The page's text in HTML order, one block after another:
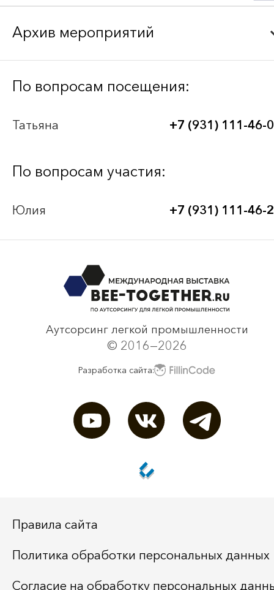
Архив мероприятий
Bee-Together 21 (2026)
BEE-TOGETHER.KG 3-я Международная
смотреть все
По вопросам посещения:
Татьяна +7 (931) 111-46-
По вопросам участия:
Юлия +7 (931) 111-46-
Аутсорсинг легкой промышленности
© 2016—2026
Разработка сайта:
Правила сайта
Политика обработки персональных данных
Согласие на обработку персональных